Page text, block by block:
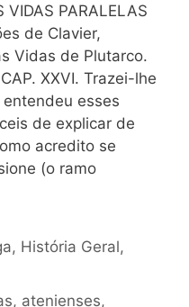
VIDAS PARALELAS
de Clavier,
Vidas de Plutarco.
XXVI. Trazei-lhe
esses
de explicar de
acredito se
(o ramo
, História Geral,
, atenienses,